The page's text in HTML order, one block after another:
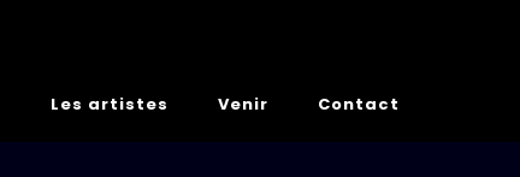
Les artistes Venir Contact